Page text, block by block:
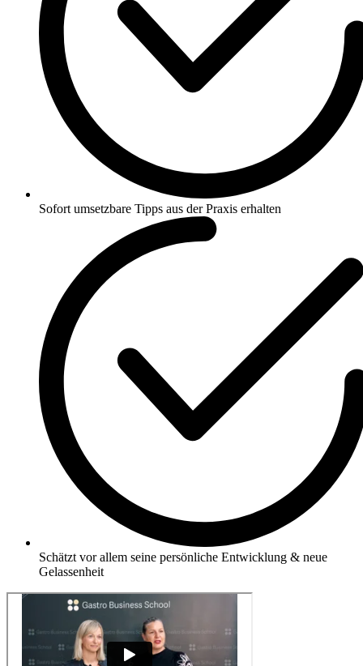
Sofort umsetzbare Tipps aus der Praxis erhalten
Schätzt vor allem seine persönliche Entwicklung & neue
Gelassenheit